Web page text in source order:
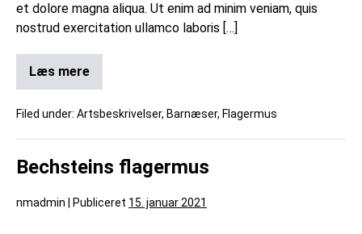
et dolore magna aliqua. Ut enim ad minim veniam, quis
nostrud exercitation ullamco laboris […]
Læs mere
Filed under: Artsbeskrivelser, Barnæser, Flagermus
Bechsteins flagermus
nmadmin Publiceret 15. januar 2021